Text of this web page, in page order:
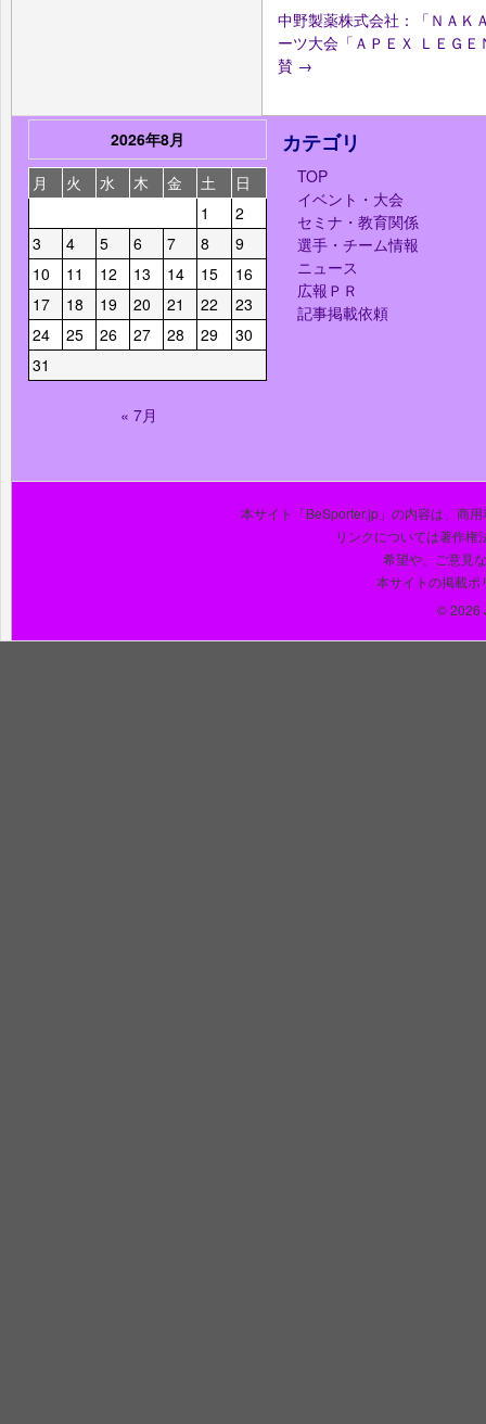
中野製薬株式会社：「ＮＡＫ
ーツ大会「ＡＰＥＸ ＬＥＧ
賛 →
2026年8月
月
火 水 木 金 土
日
1
2
3
4 5 6 7 8
9
10
11 12 13 14 15
16
17
18 19 20 21 22
23
24
25 26 27 28 29
30
31
« 7月
カテゴリ
TOP
イベント・大会
セミナ・教育関係
選手・チーム情報
ニュース
広報ＰＲ
記事掲載依頼
本サイト「BeSporter.jp」の内容は、商
リンクについては著作権
希望や、ご意見
本サイトの掲載ポ
© 2026